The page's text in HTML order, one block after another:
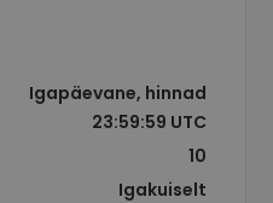
Igapäevane, hinnad
23:59:59 UTC
10
Igakuiselt